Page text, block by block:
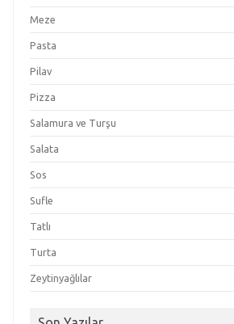
Meze
Pasta
Pilav
Pizza
Salamura ve Turşu
Salata
Sos
Sufle
Tatlı
Turta
Zeytinyağlılar